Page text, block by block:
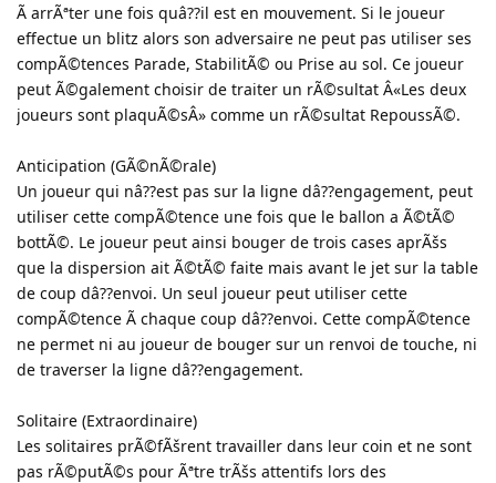
Ã arrÃªter une fois quâ??il est en mouvement. Si le joueur
effectue un blitz alors son adversaire ne peut pas utiliser ses
compÃ©tences Parade, StabilitÃ© ou Prise au sol. Ce joueur
peut Ã©galement choisir de traiter un rÃ©sultat Â«Les deux
joueurs sont plaquÃ©sÂ» comme un rÃ©sultat RepoussÃ©.
Anticipation (GÃ©nÃ©rale)
Un joueur qui nâ??est pas sur la ligne dâ??engagement, peut
utiliser cette compÃ©tence une fois que le ballon a Ã©tÃ©
bottÃ©. Le joueur peut ainsi bouger de trois cases aprÃšs
que la dispersion ait Ã©tÃ© faite mais avant le jet sur la table
de coup dâ??envoi. Un seul joueur peut utiliser cette
compÃ©tence Ã chaque coup dâ??envoi. Cette compÃ©tence
ne permet ni au joueur de bouger sur un renvoi de touche, ni
de traverser la ligne dâ??engagement.
Solitaire (Extraordinaire)
Les solitaires prÃ©fÃšrent travailler dans leur coin et ne sont
pas rÃ©putÃ©s pour Ãªtre trÃšs attentifs lors des